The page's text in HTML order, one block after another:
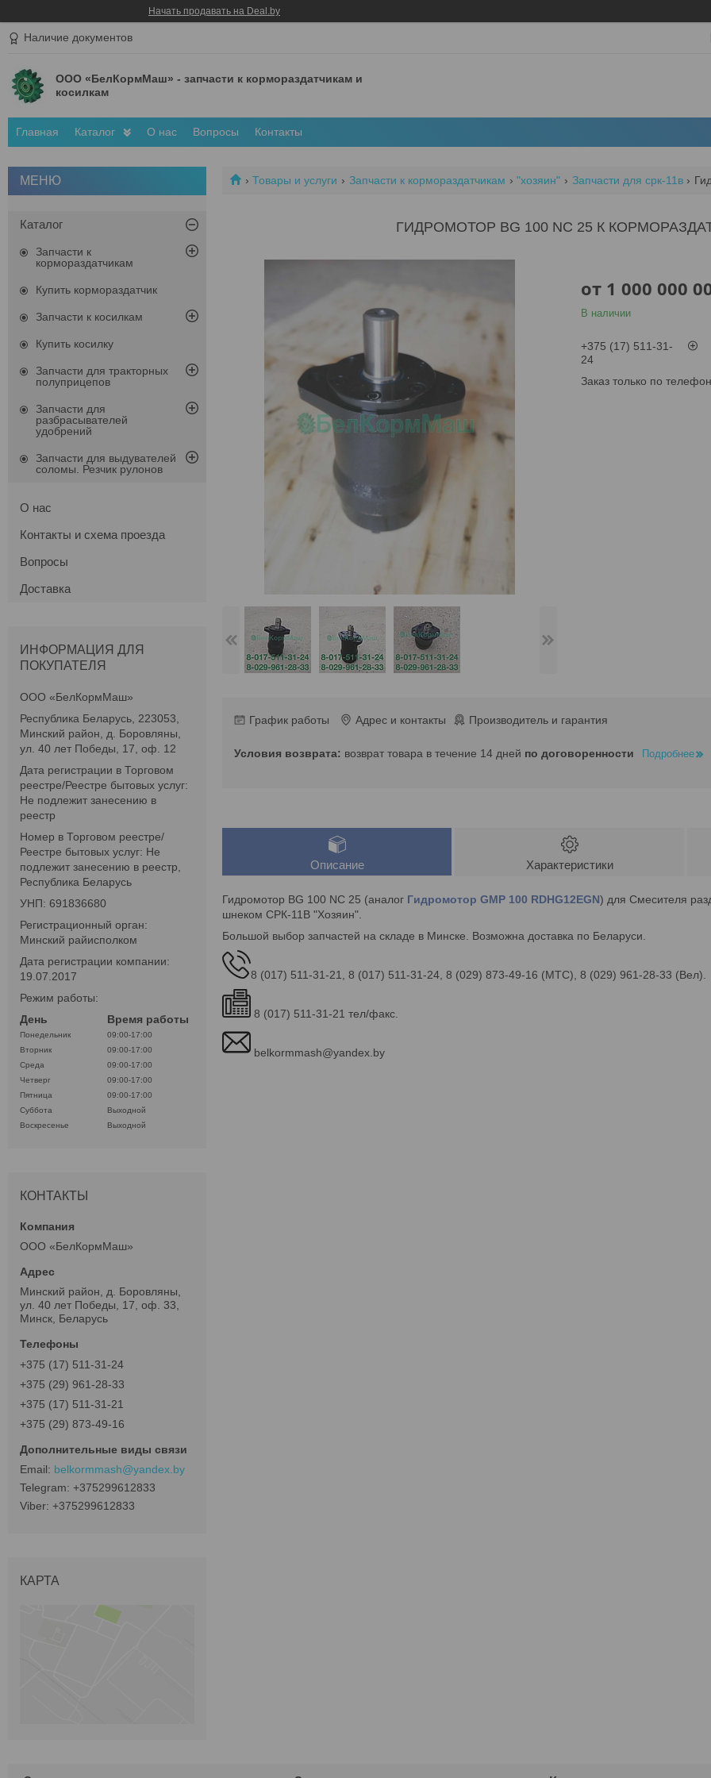
Начать продавать на Deal.by
Наличие документов
ООО «БелКормМаш» - запчасти к кормораздатчикам и
косилкам
Главная Каталог О нас Вопросы Контакты
Товары и услуги Запчасти к кормораздатчикам "хозяин" Запчасти для срк-11в
ГИДРОМОТОР BG 100 NC 25 К
от 1 000 000
В наличии
+375 (17) 511-31-
24
Заказ только по
График работы Адрес и контакты Производитель и гарантия
возврат товара в течение 14 дней по договоренности Подробнее
Описание Характеристики
Гидромотор BG 100 NC 25 (аналог Гидромотор GMP 100 RDHG12EGN) для Смесителя
шнеком СРК-11В "Хозяин".
Большой выбор запчастей на складе в Минске. Возможна доставка по Беларуси.
8 (017) 511-31-21, 8 (017) 511-31-24, 8 (029) 873-49-16 (МТС), 8 (029) 961-28-33 (Вел).
8 (017) 511-31-21 тел/факс.
belkormmash@yandex.by
Каталог
Запчасти к
кормораздатчикам
Купить кормораздатчик
Запчасти к косилкам
Купить косилку
Запчасти для тракторных
полуприцепов
Запчасти для
разбрасывателей
удобрений
Запчасти для выдувателей
соломы. Резчик рулонов
О нас
Контакты и схема проезда
Вопросы
Доставка
ИНФОРМАЦИЯ ДЛЯ
ПОКУПАТЕЛЯ
ООО «БелКормМаш»
Республика Беларусь, 223053,
Минский район, д. Боровляны,
ул. 40 лет Победы, 17, оф. 12
Дата регистрации в Торговом
реестре/Реестре бытовых услуг:
Не подлежит занесению в
реестр
Номер в Торговом реестре/
Реестре бытовых услуг: Не
подлежит занесению в реестр,
Республика Беларусь
УНП: 691836680
Регистрационный орган:
Минский райисполком
Дата регистрации компании:
19.07.2017
Режим работы:
День
Время работы
Понедельник
09:00-17:00
Вторник
09:00-17:00
Среда
09:00-17:00
Четверг
09:00-17:00
Пятница
09:00-17:00
Суббота
Выходной
Воскресенье
Выходной
КОНТАКТЫ
ООО «БелКормМаш»
Минский район, д. Боровляны,
ул. 40 лет Победы, 17, оф. 33,
Минск, Беларусь
+375 (17) 511-31-24
+375 (29) 961-28-33
+375 (17) 511-31-21
+375 (29) 873-49-16
belkormmash@yandex.by
+375299612833
+375299612833
КАРТА